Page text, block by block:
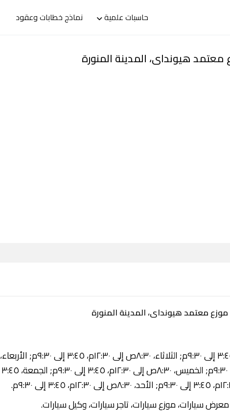
حاسبات علمية نماذج خطابات وعقود
هيونداى، المدينة المنورة
معتمد هيونداى، المدينة المنورة
الاثنين، ٨:٣٠ص إلى ١٢:٣٠م، ٣:٤٥ إلى ٩:٣٠م; الثلاثاء، ٨:٣٠ص إلى ١٢:٣٠م، ٣:٤٥ إلى ٩:٣٠م; الأربعاء،
سيارات، موزع سيارات، تاجر سيارات، وكيل سيارات.